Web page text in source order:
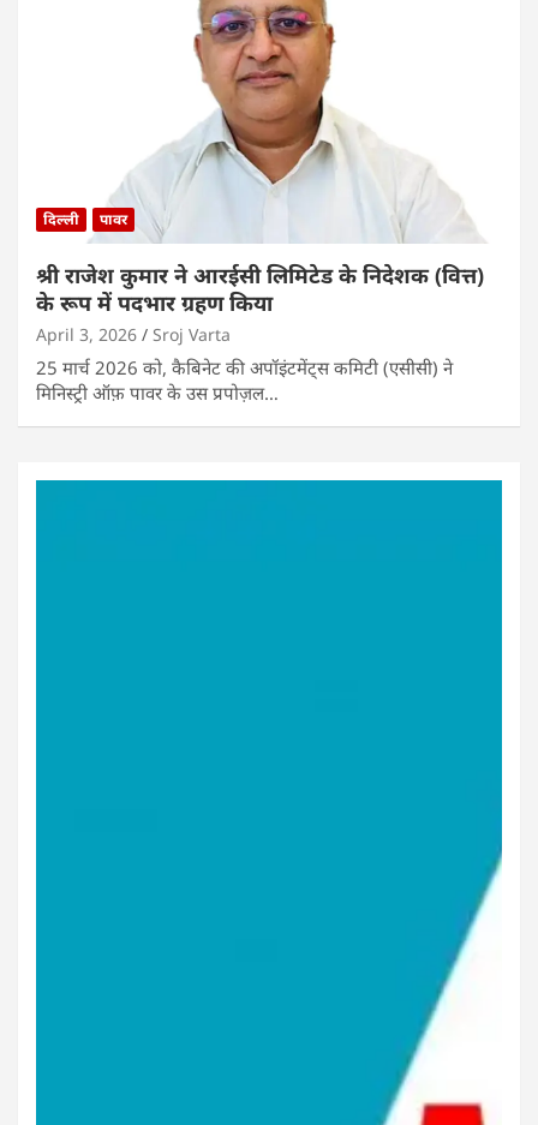
दिल्ली पावर
श्री राजेश कुमार ने आरईसी लिमिटेड के निदेशक (वित्त)
के रूप में पदभार ग्रहण किया
April 3, 2026 Sroj Varta
25 मार्च 2026 को, कैबिनेट की अपॉइंटमेंट्स कमिटी (एसीसी) ने
मिनिस्ट्री ऑफ़ पावर के उस प्रपोज़ल…